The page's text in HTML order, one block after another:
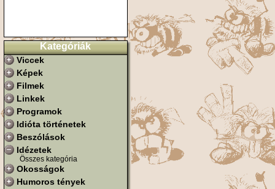
Kategóriák
Viccek
Képek
Filmek
Linkek
Programok
Idióta történetek
Beszólások
Idézetek
Összes kategória
Okosságok
Humoros tények